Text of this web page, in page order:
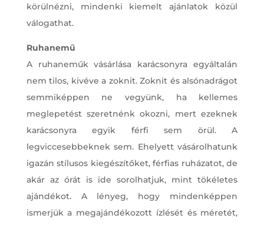
körülnézni, mindenki kiemelt ajánlatok közül
válogathat.
Ruhanemű
A ruhaneműk vásárlása karácsonyra egyáltalán
nem tilos, kivéve a zoknit. Zoknit és alsónadrágot
semmiképpen ne vegyünk, ha kellemes
meglepetést szeretnénk okozni, mert ezeknek
karácsonyra egyik férfi sem örül. A
legviccesebbeknek sem. Ehelyett vásárolhatunk
igazán stílusos kiegészítőket, férfias ruházatot, de
akár az órát is ide sorolhatjuk, mint tökéletes
ajándékot. A lényeg, hogy mindenképpen
ismerjük a megajándékozott ízlését és méretét,